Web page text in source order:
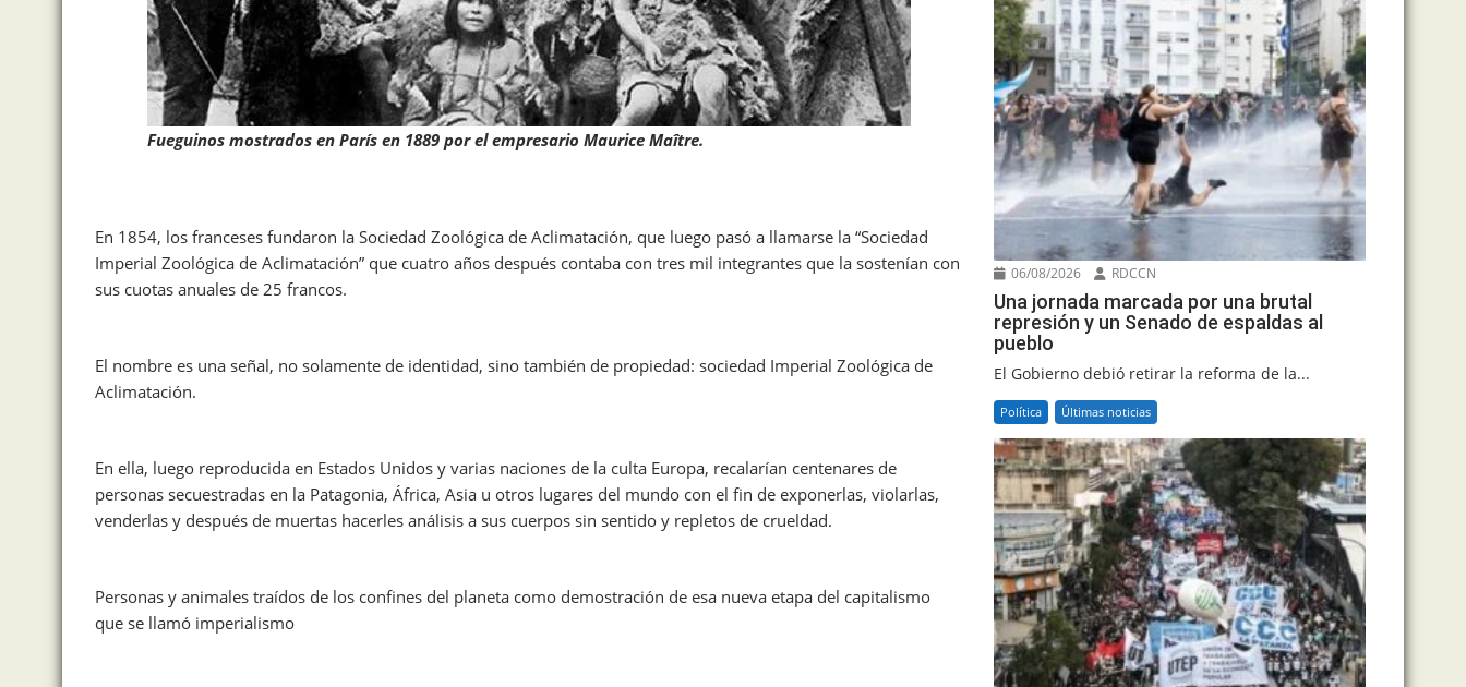
Fueguinos mostrados en París en 1889 por el empresario Maurice Maître.
En 1854, los franceses fundaron la Sociedad Zoológica de Aclimatación, que luego pasó a llamarse la “Sociedad
Imperial Zoológica de Aclimatación” que cuatro años después contaba con tres mil integrantes que la sostenían con
sus cuotas anuales de 25 francos.
El nombre es una señal, no solamente de identidad, sino también de propiedad: sociedad Imperial Zoológica de
Aclimatación.
En ella, luego reproducida en Estados Unidos y varias naciones de la culta Europa, recalarían centenares de
personas secuestradas en la Patagonia, África, Asia u otros lugares del mundo con el fin de exponerlas, violarlas,
venderlas y después de muertas hacerles análisis a sus cuerpos sin sentido y repletos de crueldad.
Personas y animales traídos de los confines del planeta como demostración de esa nueva etapa del capitalismo
que se llamó imperialismo
06/08/2026 RDCCN
Una jornada marcada por una brutal
represión y un Senado de espaldas al
pueblo
El Gobierno debió retirar la reforma de la...
Política Últimas noticias